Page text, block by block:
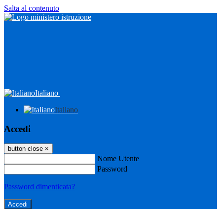
Salta al contenuto
Italiano
Italiano
Accedi
button close ×
Nome Utente
Password
Password dimenticata?